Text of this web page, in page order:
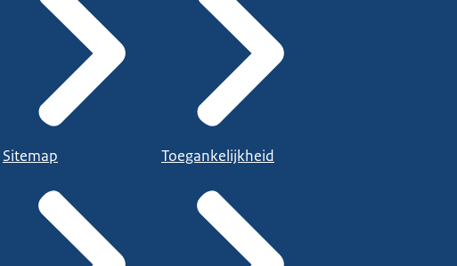
Sitemap Toegankelijkheid